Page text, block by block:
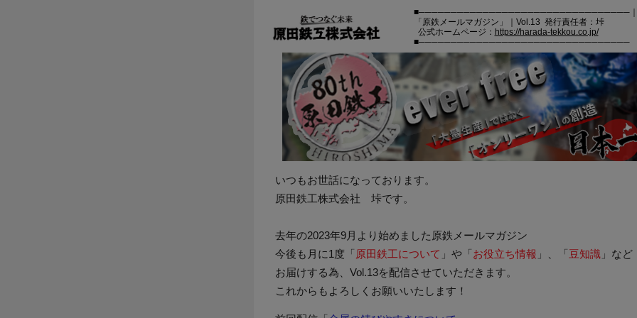
■─────────────────────────────────
「原鉄メールマガジン」｜Vol.13 発行責任者：垰
公式ホームページ： https://harada-tekkou.co.jp/
■─────────────────────────────────
いつもお世話になっております。
原田鉄工株式会社 垰です。
去年の2023年9月より始めました原鉄メールマガジン
今後も月に1度「 原田鉄工について 」や「 お役立ち情報 」、「 豆知識 」など
お届けする為、Vol.13を配信させていただきます。
これからもよろしくお願いいたします！